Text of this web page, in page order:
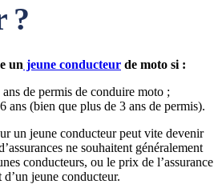
?
un jeune conducteur de moto si :
de permis de conduire moto ;
ans (bien que plus de 3 ans de permis).
un jeune conducteur peut vite devenir
ne souhaitent généralement
conducteurs, ou le prix de l’assurance
jeune conducteur.